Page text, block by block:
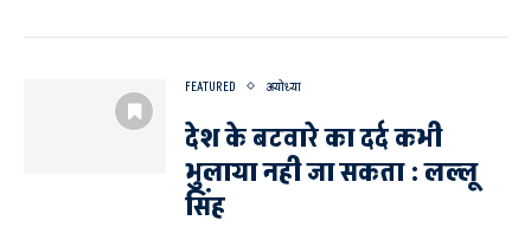
FEATURED अयोध्या
देश के बटवारे का दर्द कभी
भुलाया नही जा सकता : लल्लू
सिंह